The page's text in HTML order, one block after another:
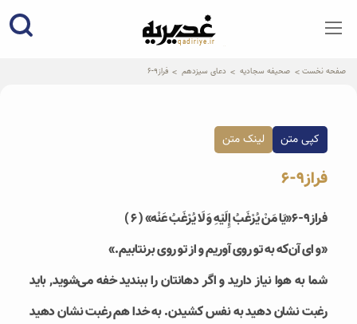
qadiriye.ir
نشریه ی غدیریه-بیانات استاد
صفحه نخست صحیفه سجادیه دعای سیزدهم فراز9-6
کپی متن لینک متن
فراز9-6
فراز9-6
«يَا مَنْ يُرْغَبُ إِلَيْهِ وَ لَا يُرْغَبُ عَنْه»‏ ( ۶ )
«و ای آن‌که به تو روی آوریم و از تو روی برنتابیم.»
شما به هوا نیاز دارید و اگر دهانتان را ببندید خفه می‌شوید, باید
رغبت نشان دهید به نفس کشیدن. به خدا هم رغبت نشان دهید